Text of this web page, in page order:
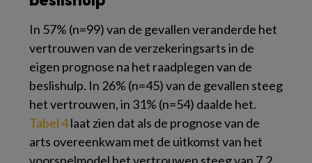
In 57% (n=99) van de gevallen veranderde het
vertrouwen van de verzekeringsarts in de
eigen prognose na het raadplegen van de
beslishulp. In 26% (n=45) van de gevallen steeg
het vertrouwen, in 31% (n=54) daalde het.
Tabel 4laat zien dat als de prognose van de
arts overeenkwam met de uitkomst van het